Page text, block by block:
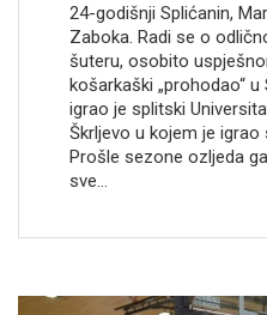
24-godišnji Splićanin,
Zaboka. Radi se o
šuteru, osobito
košarkaški „prohodao“
igrao je splitski
Škrljevo u kojem je
Prošle sezone ozljeda
sve…